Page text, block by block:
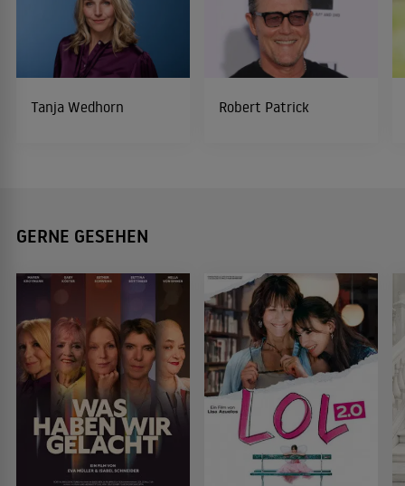
Tanja Wedhorn Robert Patrick
GERNE GESEHEN